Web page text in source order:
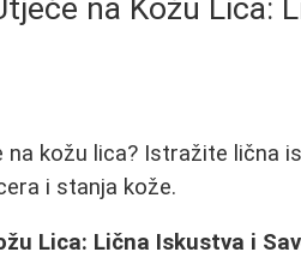
na Kožu Lica:
na kožu lica? Istražite lična
i stanja kože.
Lica: Lična Iskustva i